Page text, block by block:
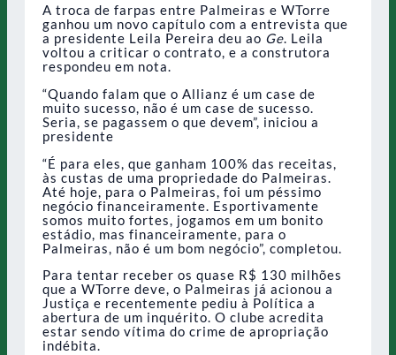
A troca de farpas entre Palmeiras e WTorre
ganhou um novo capítulo com a entrevista que
a presidente Leila Pereira deu ao Ge. Leila
voltou a criticar o contrato, e a construtora
respondeu em nota.
“Quando falam que o Allianz é um case de
muito sucesso, não é um case de sucesso.
Seria, se pagassem o que devem”, iniciou a
presidente
“É para eles, que ganham 100% das receitas,
às custas de uma propriedade do Palmeiras.
Até hoje, para o Palmeiras, foi um péssimo
negócio financeiramente. Esportivamente
somos muito fortes, jogamos em um bonito
estádio, mas financeiramente, para o
Palmeiras, não é um bom negócio”, completou.
Para tentar receber os quase R$ 130 milhões
que a WTorre deve, o Palmeiras já acionou a
Justiça e recentemente pediu à Política a
abertura de um inquérito. O clube acredita
estar sendo vítima do crime de apropriação
indébita.